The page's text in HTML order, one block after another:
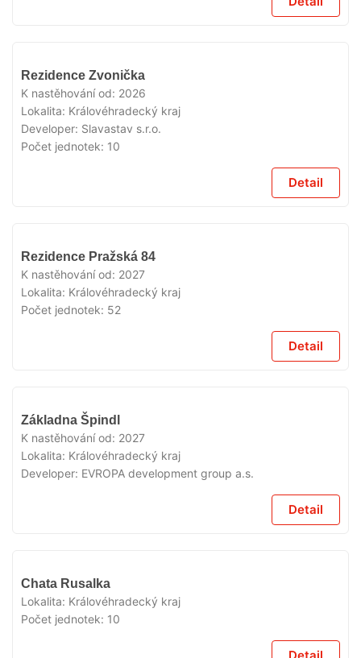
Rezidence Zvonička
K nastěhování od: 2026
Lokalita: Královéhradecký kraj
Developer: Slavastav s.r.o.
Počet jednotek: 10
Detail
Rezidence Pražská 84
K nastěhování od: 2027
Lokalita: Královéhradecký kraj
Počet jednotek: 52
Detail
Základna Špindl
K nastěhování od: 2027
Lokalita: Královéhradecký kraj
Developer: EVROPA development group a.s.
Detail
Chata Rusalka
Lokalita: Královéhradecký kraj
Počet jednotek: 10